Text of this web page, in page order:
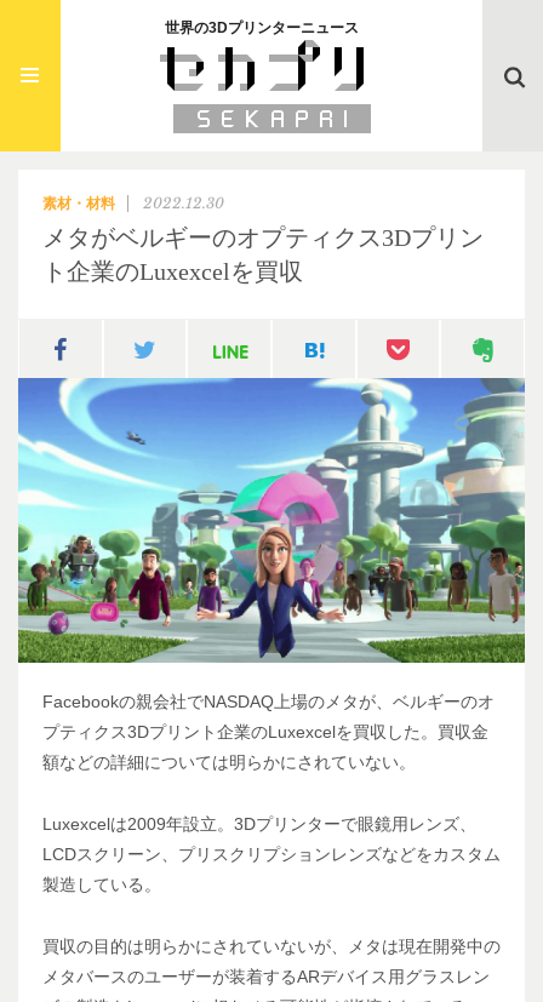
世界の3Dプリンターニュース
素材・材料 2022.12.30
メタがベルギーのオプティクス3Dプリン
ト企業のLuxexcelを買収
Facebookの親会社でNASDAQ上場のメタが、ベルギーのオ
プティクス3Dプリント企業のLuxexcelを買収した。買収金
額などの詳細については明らかにされていない。
Luxexcelは2009年設立。3Dプリンターで眼鏡用レンズ、
LCDスクリーン、プリスクリプションレンズなどをカスタム
製造している。
買収の目的は明らかにされていないが、メタは現在開発中の
メタバースのユーザーが装着するARデバイス用グラスレン